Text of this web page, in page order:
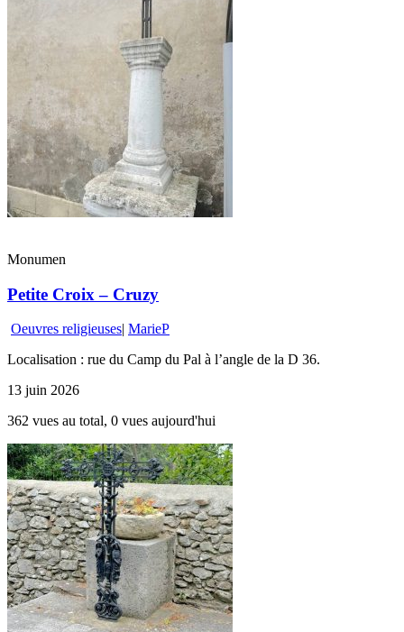
Monumen
Petite Croix – Cruzy
Oeuvres religieuses| MarieP
Localisation : rue du Camp du Pal à l’angle de la D 36.
13 juin 2026
362 vues au total, 0 vues aujourd'hui